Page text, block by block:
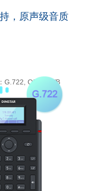
，原声级音质
G.722, OPUS-WB